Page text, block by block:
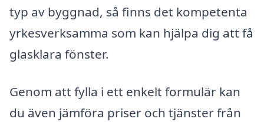
typ av byggnad, så finns det kompetenta
yrkesverksamma som kan hjälpa dig att få
glasklara fönster.
Genom att fylla i ett enkelt formulär kan
du även jämföra priser och tjänster från